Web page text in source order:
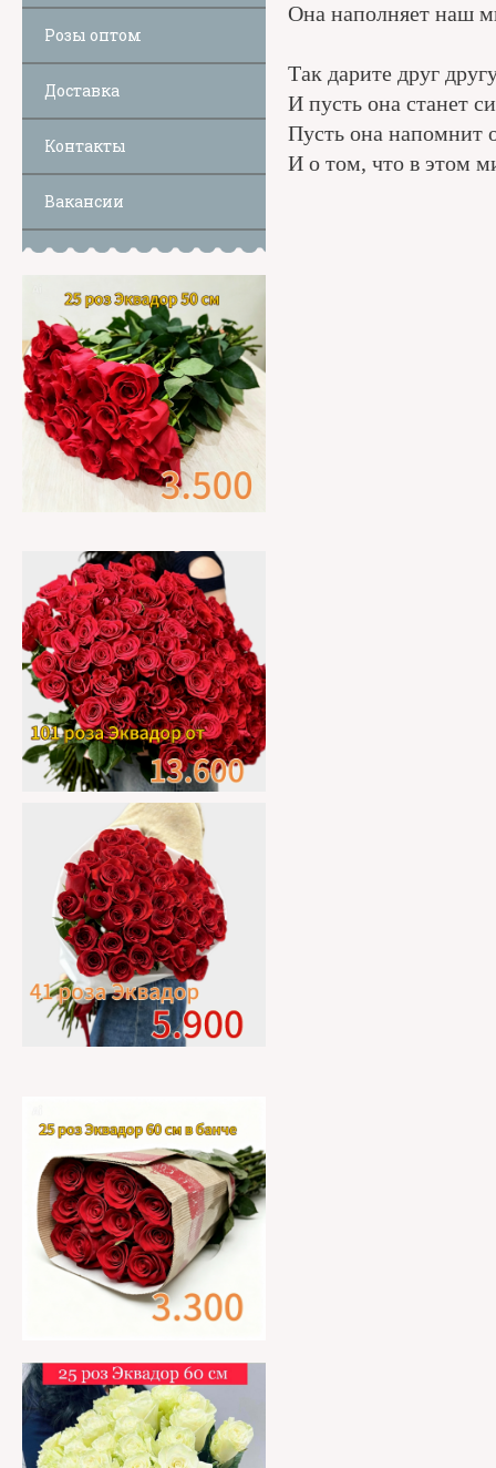
Розы оптом
Доставка
Контакты
Вакансии
Она наполняет наш
Так дарите друг
И пусть она станет
Пусть она напомнит
И о том, что в этом